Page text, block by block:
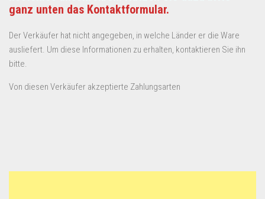
ganz unten das Kontaktformular.
Der Verkäufer hat nicht angegeben, in welche Länder er die Ware
ausliefert. Um diese Informationen zu erhalten, kontaktieren Sie ihn
bitte.
Von diesen Verkäufer akzeptierte Zahlungsarten